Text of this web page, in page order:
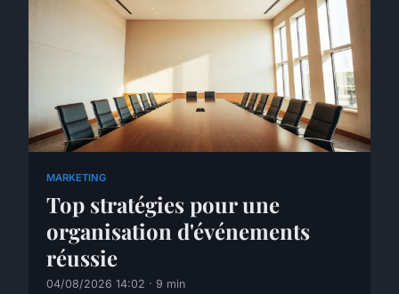
MARKETING
Top stratégies pour une
organisation d'événements
réussie
04/08/2026 14:02 · 9 min